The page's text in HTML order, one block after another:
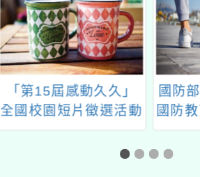
「第15屆感動久久」
全國校園短片徵選活動
國防
國防